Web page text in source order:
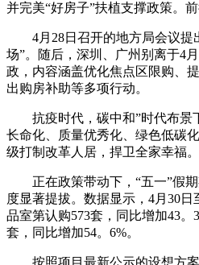
并完美“好房子”扶植支撑政策。
4月28日召开的地方局会议提
场”。随后，深圳、广州别离于4
政，内容涵盖优化焦点区限购、
出购房补助等多项行动。
抗疫时代，碳中和”时代布景
长命化、质量优秀化、绿色低碳
级打制改革人居，捍卫全家幸福。
正在政策带动下，“五一”假期
度显著提拔。数据显示，4月30
品室第认购573套，同比增加43。
套，同比增加54。6%。